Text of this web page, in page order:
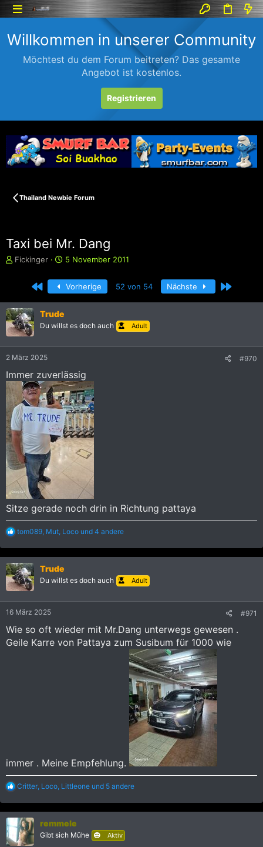
Willkommen in unserer Community
Möchtest du dem Forum beitreten? Das gesamte
Angebot ist kostenlos.
Registrieren
Thailand Newbie Forum
Taxi bei Mr. Dang
E
e
l
l
e
Fickinger
E
s
t
e
l
5 November 2011
Erste Vorherige 52 von 54 Nächste Letzte
Trude
Du willst es doch auch Adult
2 März 2025 #970
Immer zuverlässig
Sitze gerade noch drin in Richtung pattaya
R
a
k
t
i
o
n
tom089 Mut Loco und 4 andere
Trude
Du willst es doch auch Adult
16 März 2025 #971
Wie so oft wieder mit Mr.Dang unterwegs gewesen .
Geile Karre von Pattaya zum Susibum für 1000 wie
immer . Meine Empfehlung.
R
a
k
t
i
o
Critter Loco Littleone und 5 andere
remmele
Gibt sich Mühe Aktiv